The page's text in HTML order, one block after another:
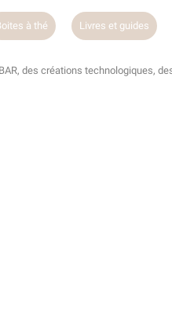
à thé Livres et guides
des créations technologiques,